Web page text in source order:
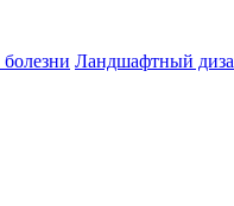
Ландшафтный